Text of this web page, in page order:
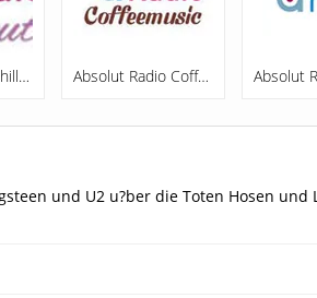
Absolut Radio Chillout Absolut Radio Coffeemusic Absolut
und U2 u?ber die Toten Hosen und